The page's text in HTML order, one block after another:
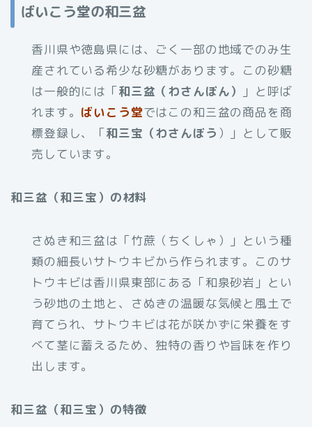
ばいこう堂の和三盆
香川県や徳島県には、ごく一部の地域でのみ生
産されている希少な砂糖があります。この砂糖
は一般的には「和三盆（わさんぼん）
」と呼ば
れます。 ばいこう堂ではこの和三盆の商品を商
標登録し、「和三宝（わさんぼう ）」として販
売しています。
和三盆（和三宝）の材料
さぬき和三盆は「竹蔗（ちくしゃ）」という種
類の細長いサトウキビから作られます。このサ
トウキビは香川県東部にある「和泉砂岩」とい
う砂地の土地と、さぬきの温暖な気候と風土で
育てられ、サトウキビは花が咲かずに栄養をす
べて茎に蓄えるため、独特の香りや旨味を作り
出します。
和三盆（和三宝）の特徴